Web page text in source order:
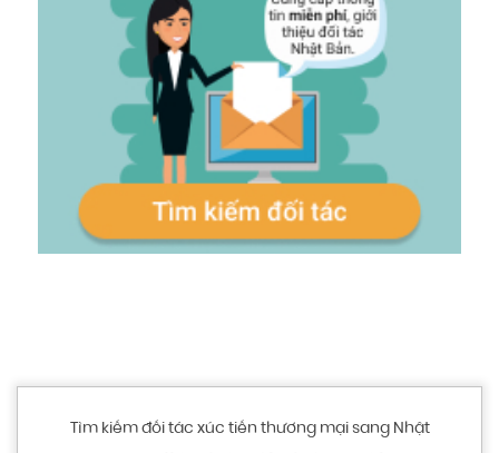
Tìm kiếm đối tác xúc tiến thương mại sang Nhật